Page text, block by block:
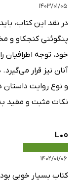
۱۴۰۳/۰۱/۰۵
در نقد این کتاب،
پنگوئنی کنجکاو و
خود، توجه اطرافیان
آنان نیز قرار
و نوع روایت داستان
نکات مثبت و مفید
L•o
۱۴۰۲/۰۱/۰۶
کتاب بسیار خوبی